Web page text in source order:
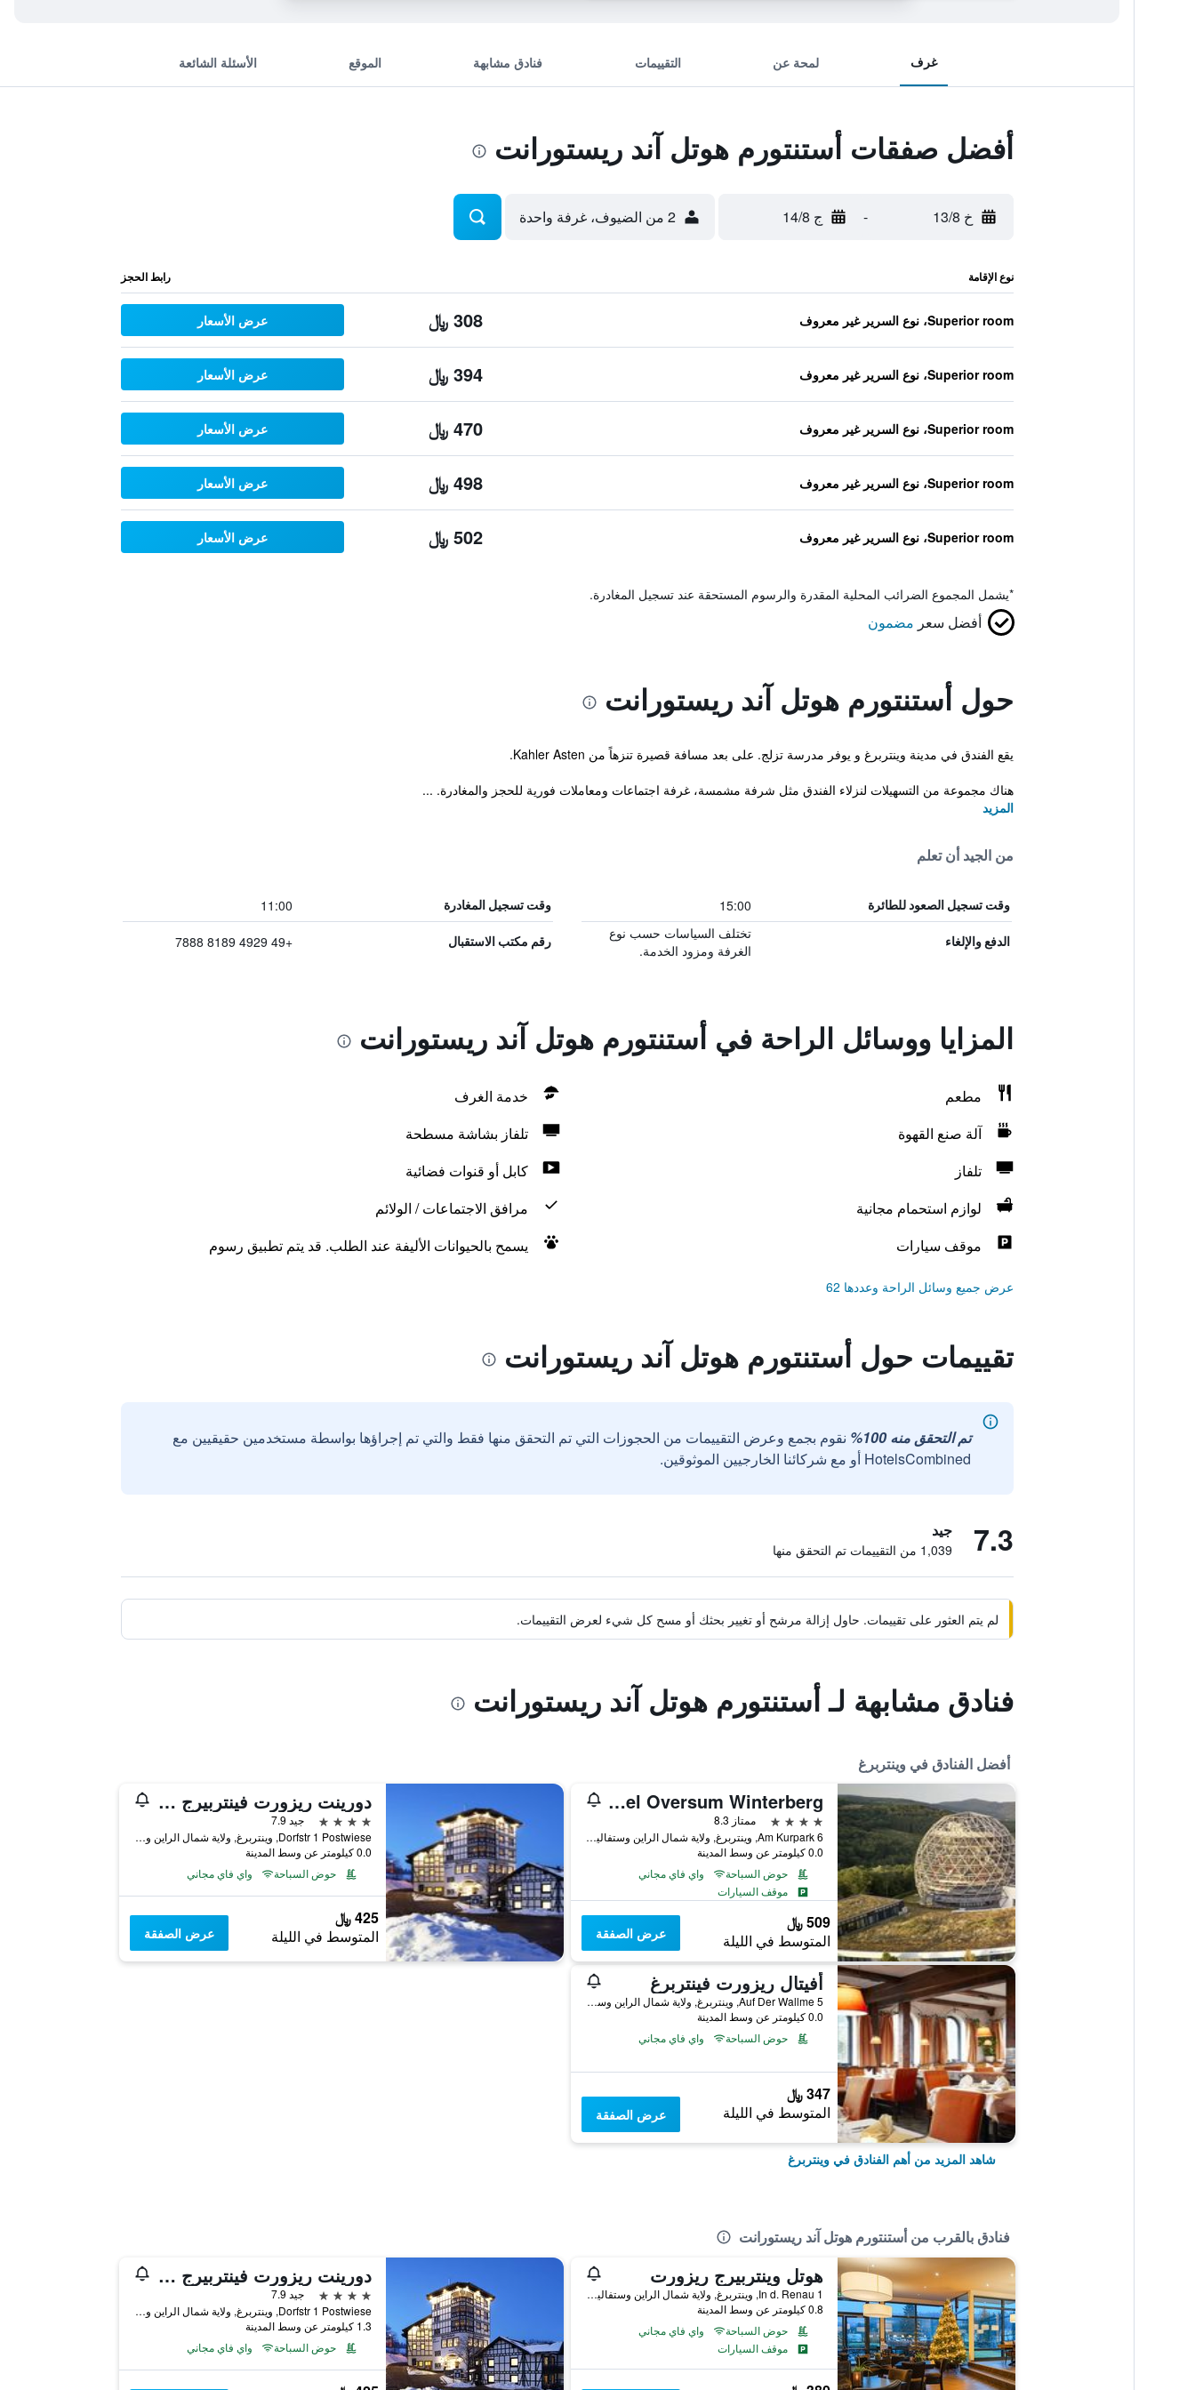
غرف لمحة عن التقييمات فنادق مشابهة الموقع الأسئلة الشائعة
أفضل صفقات أستنتورم هوتل آند ريستورانت
خ 13/8 - ج 14/8 2 من الضيوف، غرفة واحدة
نوع الإقامة رابط الحجز
Superior room، نوع السرير غير معروف 308 ﷼ عرض الأسعار
Superior room، نوع السرير غير معروف 394 ﷼ عرض الأسعار
Superior room، نوع السرير غير معروف 470 ﷼ عرض الأسعار
Superior room، نوع السرير غير معروف 498 ﷼ عرض الأسعار
Superior room، نوع السرير غير معروف 502 ﷼ عرض الأسعار
*يشمل المجموع الضرائب المحلية المقدرة والرسوم المستحقة عند تسجيل المغادرة.
أفضل سعر مضمون
حول أستنتورم هوتل آند ريستورانت
يقع الفندق في مدينة وينتربرغ و يوفر مدرسة تزلج. على بعد مسافة قصيرة تنزهاً من Kahler Asten.
هناك مجموعة من التسهيلات لنزلاء الفندق مثل شرفة مشمسة، غرفة اجتماعات ومعاملات فورية للحجز والمغادرة. ...
المزيد
من الجيد أن تعلم
وقت تسجيل الصعود للطائرة 15:00 وقت تسجيل المغادرة 11:00
الدفع والإلغاء
تختلف السياسات حسب نوع
الغرفة ومزود الخدمة.
رقم مكتب الاستقبال +49 4929 8189 7888
المزايا ووسائل الراحة في أستنتورم هوتل آند ريستورانت
مطعم
خدمة الغرف
آلة صنع القهوة
تلفاز بشاشة مسطحة
تلفاز
كابل أو قنوات فضائية
لوازم استحمام مجانية
مرافق الاجتماعات / الولائم
موقف سيارات
يسمح بالحيوانات الأليفة عند الطلب. قد يتم تطبيق رسوم
عرض جميع وسائل الراحة وعددها 62
تقييمات حول أستنتورم هوتل آند ريستورانت
تم التحقق منه 100%
نقوم بجمع وعرض التقييمات من الحجوزات التي تم التحقق منها فقط والتي تم إجراؤها بواسطة مستخدمين حقيقيين مع
HotelsCombined أو مع شركائنا الخارجيين الموثوقين.
7.3 جيد
1,039 من التقييمات تم التحقق منها
لم يتم العثور على تقييمات. حاول إزالة مرشح أو تغيير بحثك أو مسح كل شيء لعرض التقييمات.
فنادق مشابهة لـ أستنتورم هوتل آند ريستورانت
أفضل الفنادق في وينتربرغ
Hotel Oversum Winterberg
4 نجوم
ممتاز 8.3
Am Kurpark 6, وينتربرغ, ولاية شمال الراين وستفاليا, ألمانيا
0.0 كيلومتر عن وسط المدينة
حوض السباحة
واي فاي مجاني
موقف السيارات
509 ﷼
المتوسط في الليلة عرض الصفقة
دورينت ريزورت فينتربيرج زاورلاند
4 نجوم
جيد 7.9
Dorfstr 1 Postwiese, وينتربرغ, ولاية شمال الراين وستفاليا, ألمانيا
0.0 كيلومتر عن وسط المدينة
حوض السباحة
واي فاي مجاني
425 ﷼
المتوسط في الليلة عرض الصفقة
أفيتال ريزورت فينتربرغ
Auf Der Wallme 5, وينتربرغ, ولاية شمال الراين وستفاليا, ألمانيا
0.0 كيلومتر عن وسط المدينة
حوض السباحة
واي فاي مجاني
347 ﷼
المتوسط في الليلة عرض الصفقة
شاهد المزيد من أهم الفنادق في وينتربرغ
فنادق بالقرب من أستنتورم هوتل آند ريستورانت
هوتل وينتربيرج ريزورت
In d. Renau 1, وينتربرغ, ولاية شمال الراين وستفاليا, ألمانيا
0.8 كيلومتر عن وسط المدينة
حوض السباحة
واي فاي مجاني
موقف السيارات
دورينت ريزورت فينتربيرج زاورلاند
4 نجوم
جيد 7.9
Dorfstr 1 Postwiese, وينتربرغ, ولاية شمال الراين وستفاليا, ألمانيا
1.3 كيلومتر عن وسط المدينة
حوض السباحة
واي فاي مجاني